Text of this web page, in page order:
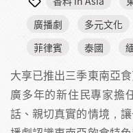
廣播劇
多元文化
菲律賓
泰國
大享已推出三季東南亞
廣多年的新住民專家擔
話、親切真實的情境，